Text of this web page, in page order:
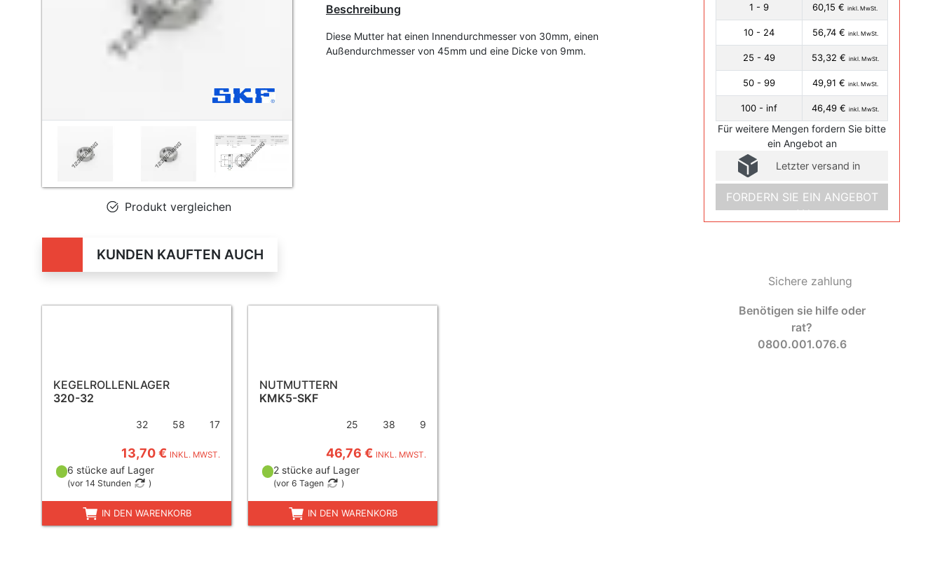
Produkt vergleichen
Beschreibung
Diese Mutter hat einen Innendurchmesser von 30mm, einen
Außendurchmesser von 45mm und eine Dicke von 9mm.
1 - 9 60,15 € inkl. MwSt.
10 - 24 56,74 € inkl. MwSt.
25 - 49 53,32 € inkl. MwSt.
50 - 99 49,91 € inkl. MwSt.
100 - inf 46,49 € inkl. MwSt.
Für weitere Mengen fordern Sie bitte
ein Angebot an
Letzter versand in
FORDERN SIE EIN ANGEBOT
AN
Sichere zahlung
Benötigen sie hilfe oder
rat?
0800.001.076.6
KUNDEN KAUFTEN AUCH
KEGELROLLENLAGER
320-32
32 58 17
13,70 € INKL. MWST.
6 stücke auf Lager
(vor 14 Stunden )
IN DEN WARENKORB
NUTMUTTERN
KMK5-SKF
25 38 9
46,76 € INKL. MWST.
2 stücke auf Lager
(vor 6 Tagen )
IN DEN WARENKORB